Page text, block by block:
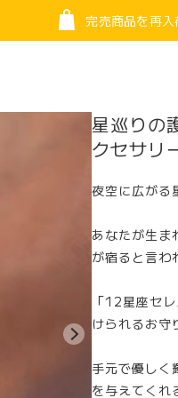
完売商品を再
please use your
星巡りの
クセサリ
夜空に広がる
あなたが生ま
が宿ると言わ
「12星座セ
けられるお守
手元で優しく
を与えてくれ